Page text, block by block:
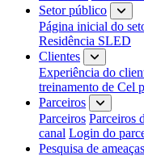
Setor público
Página inicial do
Residência SLED
Clientes
Experiência do
treinamento de Cel
Parceiros
Parceiros Parceiros
canal Login do
Pesquisa de ameaças